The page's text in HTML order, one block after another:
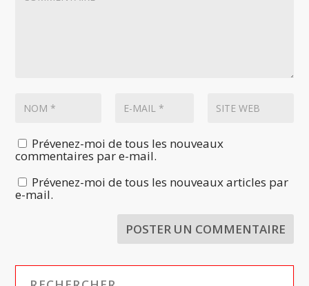
Prévenez-moi de tous les nouveaux
commentaires par e-mail.
Prévenez-moi de tous les nouveaux articles par
e-mail.